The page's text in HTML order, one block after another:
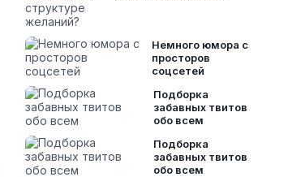
Немного юмора с
просторов
соцсетей
Подборка
забавных твитов
обо всем
Подборка
забавных твитов
обо всем